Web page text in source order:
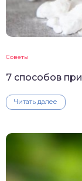
Советы
7 способов
Читать далее